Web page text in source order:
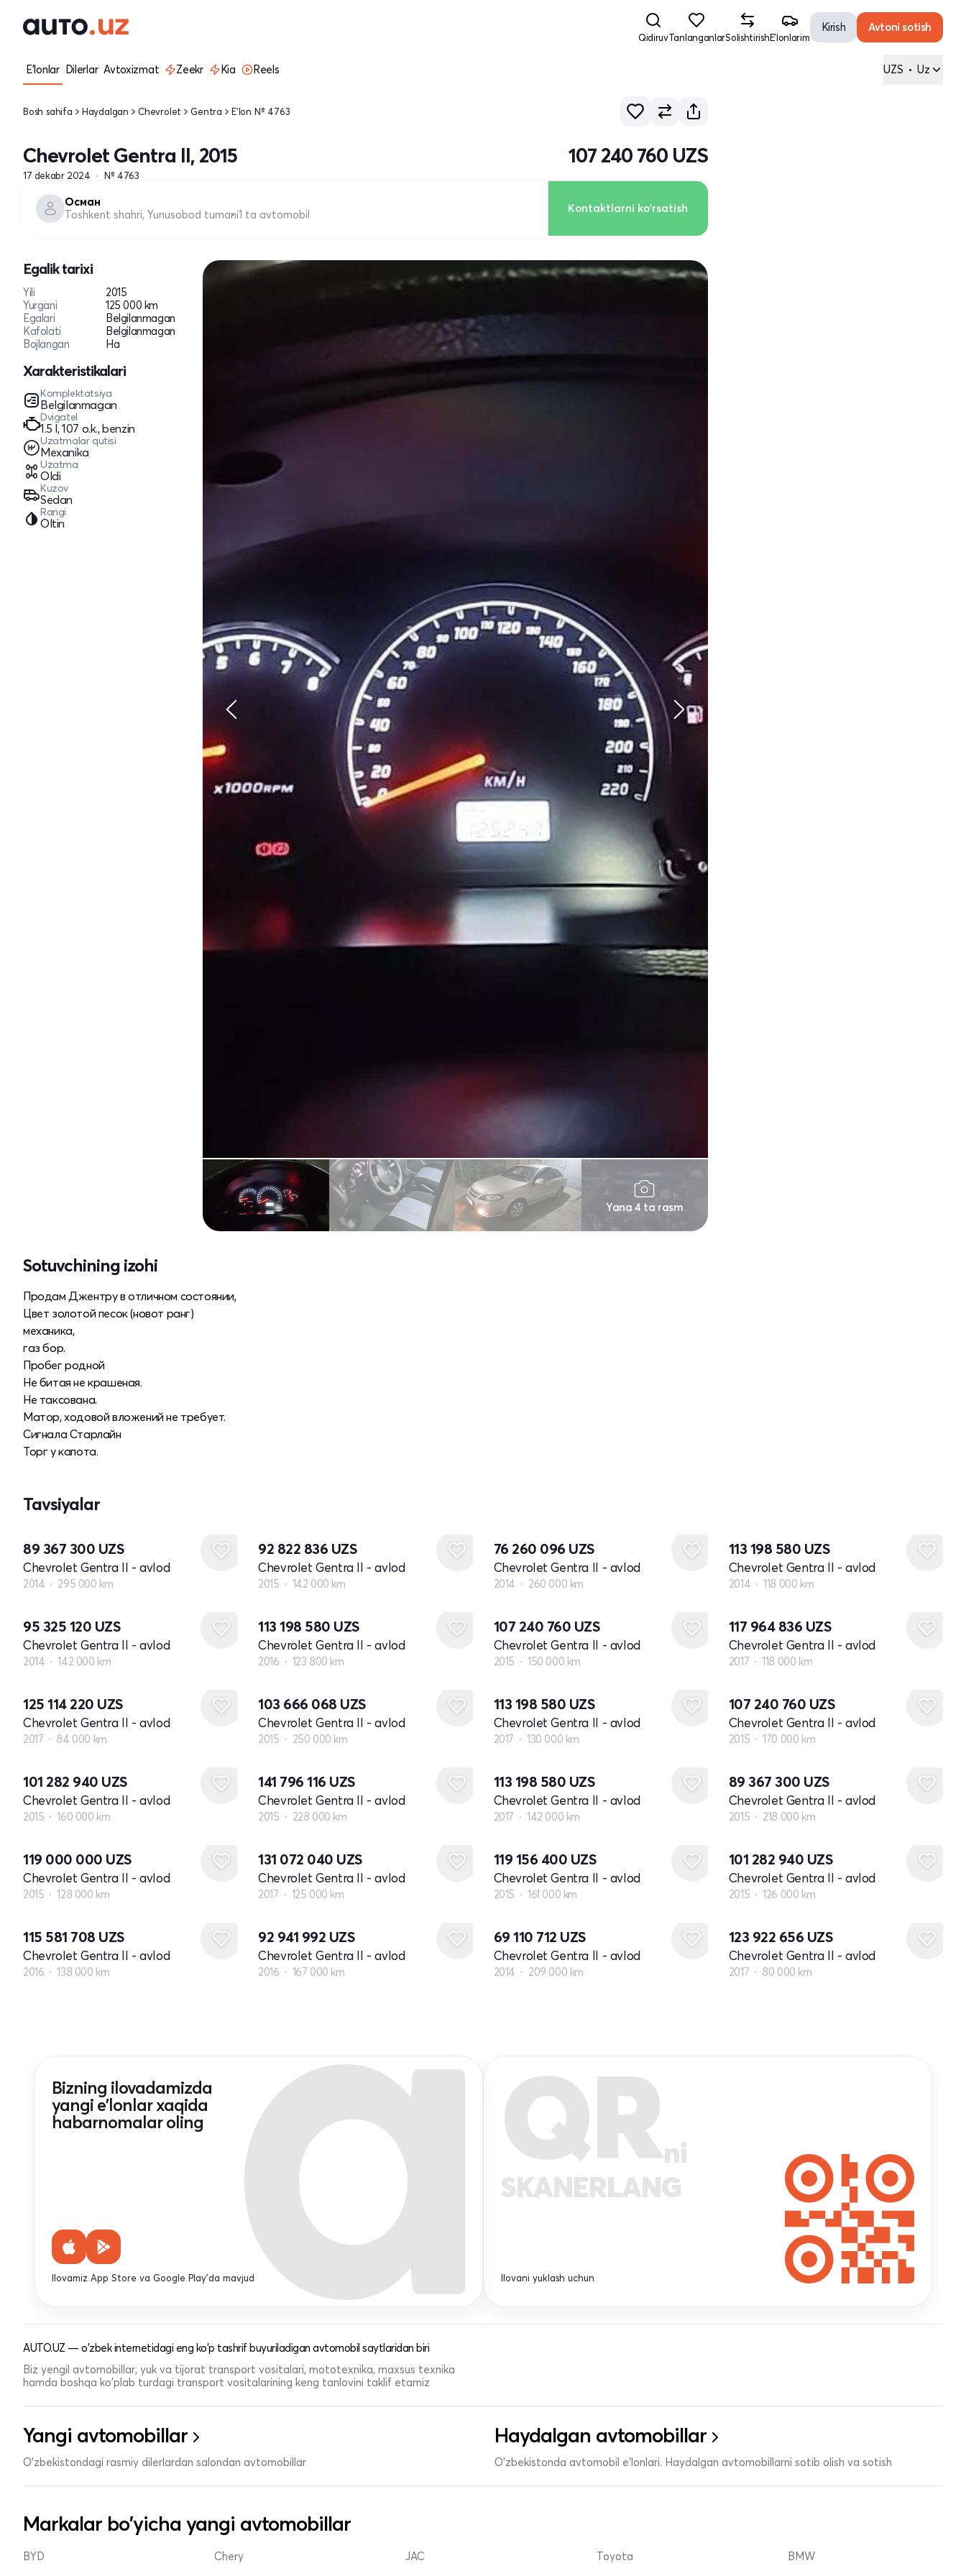
QidiruvTanlanganlarSolishtirishE'lonlarim
Kirish Avtoni sotish
E'lonlar Dilerlar Avtoxizmat Zeekr Kia Reels UZS • Uz
Bosh sahifa Haydalgan Chevrolet Gentra E'lon № 4763
Chevrolet Gentra II, 2015
17 dekabr 2024 № 4763
107 240 760 UZS
Осман
Toshkent shahri, Yunusobod tumani1 ta avtomobil Kontaktlarni ko'rsatish
Egalik tarixi
Yili
2015
Yurgani
125 000 km
Egalari
Belgilanmagan
Kafolati
Belgilanmagan
Bojlangan
Ha
Xarakteristikalari
Komplektatsiya
Belgilanmagan
Dvigatel
1.5 l, 107 o.k., benzin
Uzatmalar qutisi
Mexanika
Uzatma
Oldi
Kuzov
Sedan
Rangi
Oltin
Yana 4 ta rasm
Sotuvchining izohi
Продам Джентру в отличном состоянии,
Цвет золотой песок (новот ранг)
механика,
газ бор.
Пробег родной
Не битая не крашеная.
Не таксована.
Матор, ходовой вложений не требует.
Сигнала Старлайн
Торг у капота.
Tavsiyalar
89 367 300 UZS
Chevrolet Gentra II - avlod
2014 295 000 km
92 822 836 UZS
Chevrolet Gentra II - avlod
2015 142 000 km
76 260 096 UZS
Chevrolet Gentra II - avlod
2014 260 000 km
113 198 580 UZS
Chevrolet Gentra II - avlod
2014 118 000 km
95 325 120 UZS
Chevrolet Gentra II - avlod
2014 142 000 km
113 198 580 UZS
Chevrolet Gentra II - avlod
2016 123 800 km
107 240 760 UZS
Chevrolet Gentra II - avlod
2015 150 000 km
117 964 836 UZS
Chevrolet Gentra II - avlod
2017 118 000 km
125 114 220 UZS
Chevrolet Gentra II - avlod
2017 84 000 km
103 666 068 UZS
Chevrolet Gentra II - avlod
2015 250 000 km
113 198 580 UZS
Chevrolet Gentra II - avlod
2017 130 000 km
107 240 760 UZS
Chevrolet Gentra II - avlod
2015 170 000 km
101 282 940 UZS
Chevrolet Gentra II - avlod
2015 160 000 km
141 796 116 UZS
Chevrolet Gentra II - avlod
2015 228 000 km
113 198 580 UZS
Chevrolet Gentra II - avlod
2017 142 000 km
89 367 300 UZS
Chevrolet Gentra II - avlod
2015 218 000 km
119 000 000 UZS
Chevrolet Gentra II - avlod
2015 128 000 km
131 072 040 UZS
Chevrolet Gentra II - avlod
2017 125 000 km
119 156 400 UZS
Chevrolet Gentra II - avlod
2015 161 000 km
101 282 940 UZS
Chevrolet Gentra II - avlod
2015 126 000 km
115 581 708 UZS
Chevrolet Gentra II - avlod
2016 138 000 km
92 941 992 UZS
Chevrolet Gentra II - avlod
2016 167 000 km
69 110 712 UZS
Chevrolet Gentra II - avlod
2014 209 000 km
123 922 656 UZS
Chevrolet Gentra II - avlod
2017 80 000 km
Bizning ilovadamizda
yangi e'lonlar xaqida
habarnomalar oling
Ilovamiz App Store va Google Play'da mavjud
QRni
SKANERLANG
Ilovani yuklash uchun
AUTO.UZ — o'zbek internetidagi eng ko'p tashrif buyuriladigan avtomobil saytlaridan biri
Biz yengil avtomobillar, yuk va tijorat transport vositalari, mototexnika, maxsus texnika
hamda boshqa ko'plab turdagi transport vositalarining keng tanlovini taklif etamiz
Yangi avtomobillar
O'zbekistondagi rasmiy dilerlardan salondan avtomobillar
Haydalgan avtomobillar
O'zbekistonda avtomobil e’lonlari. Haydalgan avtomobillarni sotib olish va sotish
Markalar bo'yicha yangi avtomobillar
BYD Chery JAC Toyota BMW